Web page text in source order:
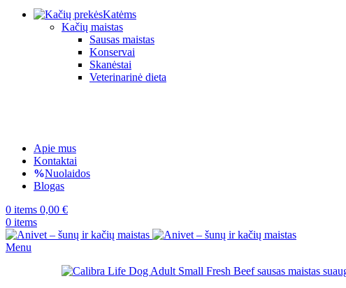
Katėms
Kačių maistas
Sausas maistas
Konservai
Skanėstai
Veterinarinė dieta
Apie mus
Kontaktai
Nuolaidos
Blogas
0 items 0,00 €
0 items
Menu